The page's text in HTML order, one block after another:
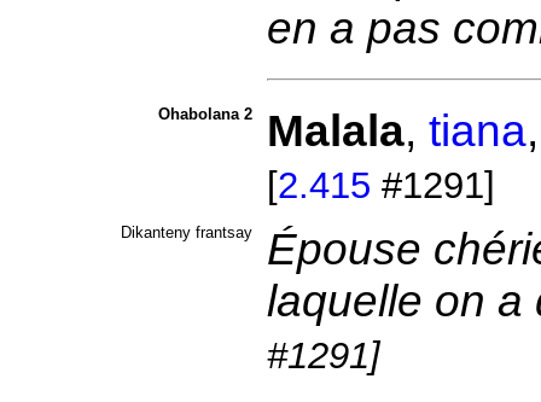
en a pas
Ohabolana 2 Malala, tiana
[2.415 #1291]
Dikanteny frantsay
Épouse
laquelle on
#1291]